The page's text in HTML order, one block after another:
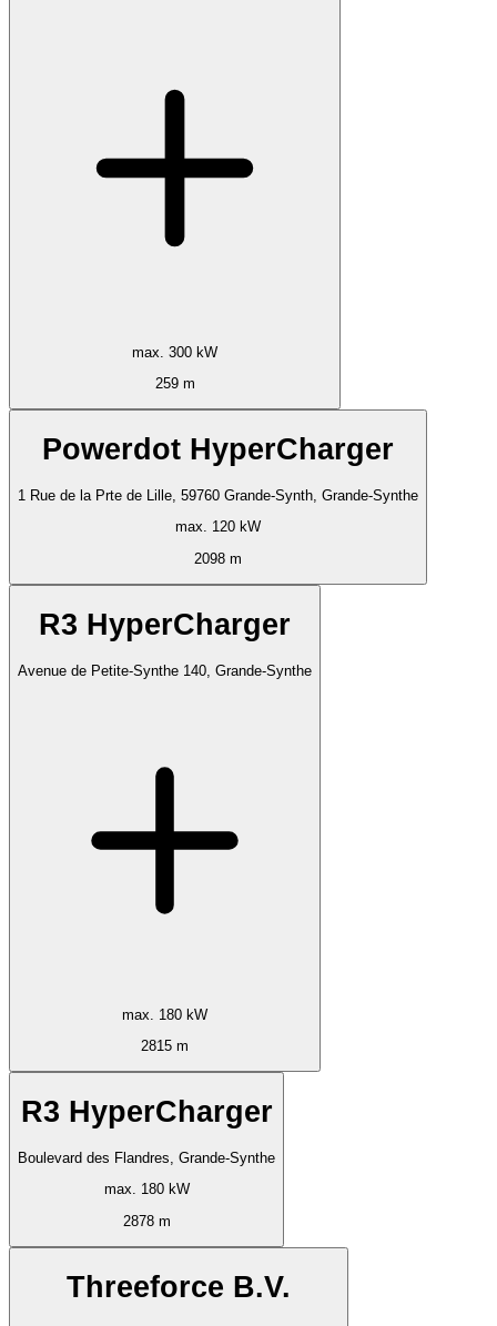
max. 300 kW
259 m
Powerdot HyperCharger
1 Rue de la Prte de Lille, 59760 Grande-Synth, Grande-Synthe
max. 120 kW
2098 m
R3 HyperCharger
Avenue de Petite-Synthe 140, Grande-Synthe
max. 180 kW
2815 m
R3 HyperCharger
Boulevard des Flandres, Grande-Synthe
max. 180 kW
2878 m
Threeforce B.V.